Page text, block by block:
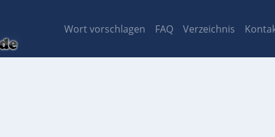
Wort vorschlagen FAQ Verzeichnis